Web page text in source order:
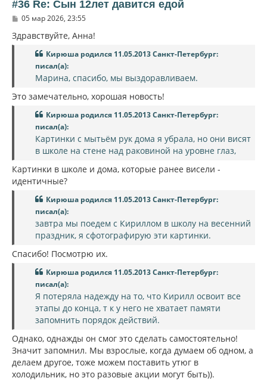
#36 Re: Сын 12лет давится едой
С
о
б
05 мар 2026, 23:55
Здравствуйте, Анна!
Кирюша родился 11.05.2013 Санкт-Петербург:
писал(а):
Марина, спасибо, мы выздоравливаем.
Это замечательно, хорошая новость!
Кирюша родился 11.05.2013 Санкт-Петербург:
писал(а):
Картинки с мытьём рук дома я убрала, но они висят
в школе на стене над раковиной на уровне глаз,
Картинки в школе и дома, которые ранее висели -
идентичные?
Кирюша родился 11.05.2013 Санкт-Петербург:
писал(а):
завтра мы поедем с Кириллом в школу на весенний
праздник, я сфотографирую эти картинки.
Спасибо! Посмотрю их.
Кирюша родился 11.05.2013 Санкт-Петербург:
писал(а):
Я потеряла надежду на то, что Кирилл освоит все
этапы до конца, т к у него не хватает памяти
запомнить порядок действий.
Однако, однажды он смог это сделать самостоятельно!
Значит запомнил. Мы взрослые, когда думаем об одном, а
делаем другое, тоже можем поставить утюг в
холодильник, но это разовые акции могут быть)).